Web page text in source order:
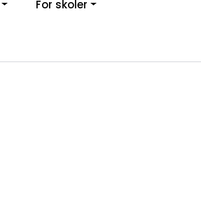
For skoler